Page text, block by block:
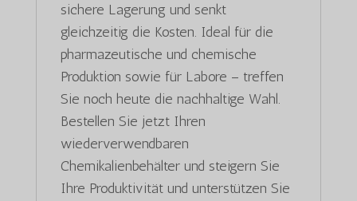
sichere Lagerung und senkt
gleichzeitig die Kosten. Ideal für die
pharmazeutische und chemische
Produktion sowie für Labore – treffen
Sie noch heute die nachhaltige Wahl.
Bestellen Sie jetzt Ihren
wiederverwendbaren
Chemikalienbehälter und steigern Sie
Ihre Produktivität und unterstützen Sie